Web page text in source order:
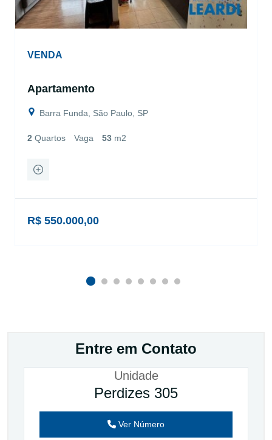
VENDA
Apartamento
Barra Funda, São Paulo, SP
2 Quartos Vaga 53 m2
R$ 550.000,00
Entre em Contato
Unidade
Perdizes 305
Ver Número